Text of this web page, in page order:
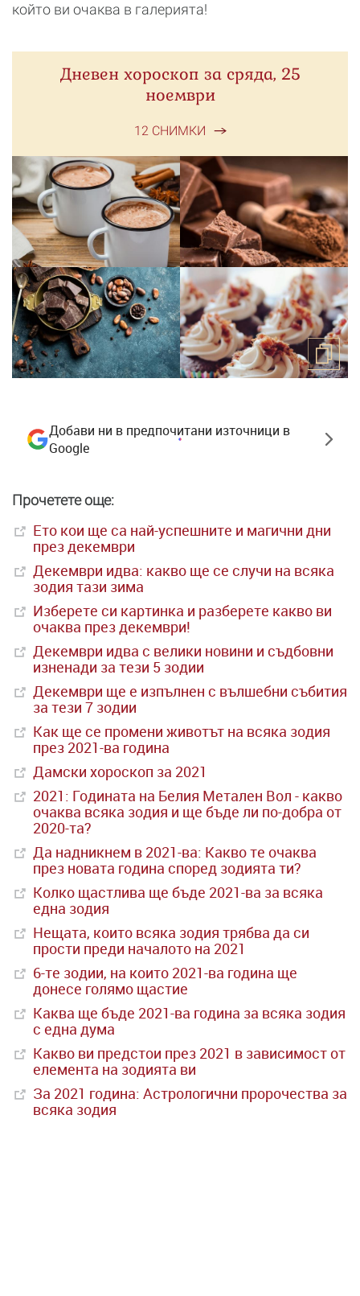
който ви очаква в галерията!
Дневен хороскоп за сряда, 25
ноември
12 СНИМКИ
Добави ни в предпочитани източници в
Google
Прочетете още:
Ето кои ще са най-успешните и магични дни
през декември
Декември идва: какво ще се случи на всяка
зодия тази зима
Изберете си картинка и разберете какво ви
очаква през декември!
Декември идва с велики новини и съдбовни
изненади за тези 5 зодии
Декември ще е изпълнен с вълшебни събития
за тези 7 зодии
Как ще се промени животът на всяка зодия
през 2021-ва година
Дамски хороскоп за 2021
2021: Годината на Белия Метален Вол - какво
очаква всяка зодия и ще бъде ли по-добра от
2020-та?
Да надникнем в 2021-ва: Какво те очаква
през новата година според зодията ти?
Колко щастлива ще бъде 2021-ва за всяка
една зодия
Нещата, които всяка зодия трябва да си
прости преди началото на 2021
6-те зодии, на които 2021-ва година ще
донесе голямо щастие
Каква ще бъде 2021-ва година за всяка зодия
с една дума
Какво ви предстои през 2021 в зависимост от
елемента на зодията ви
За 2021 година: Астрологични пророчества за
всяка зодия